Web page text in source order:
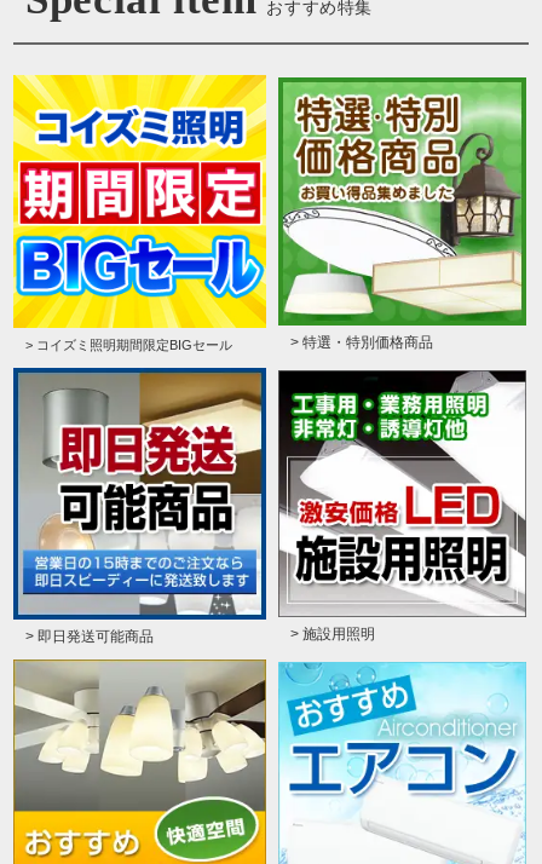
おすすめ特集
> コイズミ照明期間限定BIGセール > 特選・特別価格商品
> 即日発送可能商品 > 施設用照明